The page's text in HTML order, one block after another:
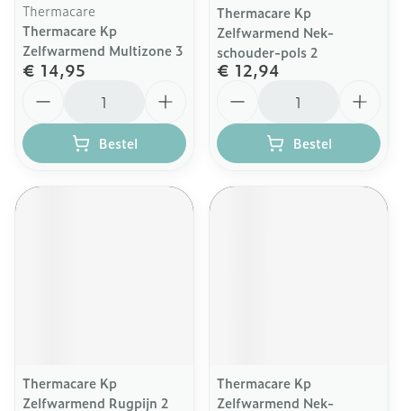
Thermacare
Thermacare Kp
Zelfwarmend Multizone 3
€ 14,95
Bestel
Thermacare Kp
Zelfwarmend Nek-
schouder-pols 2
€ 12,94
Bestel
Thermacare Kp
Zelfwarmend Rugpijn 2
Thermacare Kp
Zelfwarmend Nek-